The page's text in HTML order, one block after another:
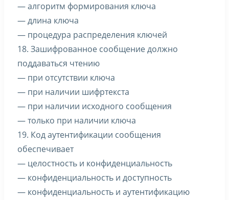
— алгоритм формирования ключа
— длина ключа
— процедура распределения ключей
18. Зашифрованное сообщение должно
поддаваться чтению
— при отсутствии ключа
— при наличии шифртекста
— при наличии исходного сообщения
— только при наличии ключа
19. Код аутентификации сообщения
обеспечивает
— целостность и конфиденциальность
— конфиденциальность и доступность
— конфиденциальность и аутентификацию